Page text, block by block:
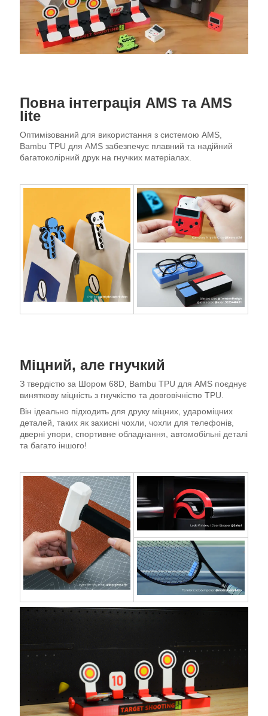
Повна інтеграція AMS та AMS
lite
Оптимізований для використання з системою AMS,
Bambu TPU для AMS забезпечує плавний та надійний
багатоколірний друк на гнучких матеріалах.
Міцний, але гнучкий
З твердістю за Шором 68D, Bambu TPU для AMS поєднує
виняткову міцність з гнучкістю та довговічністю TPU.
Він ідеально підходить для друку міцних, удароміцних
деталей, таких як захисні чохли, чохли для телефонів,
дверні упори, спортивне обладнання, автомобільні деталі
та багато іншого!